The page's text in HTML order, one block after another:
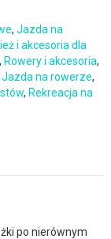
, Jazda na
i akcesoria dla
, Rowery i akcesoria,
Jazda na rowerze,
, Rekreacja na
po nierównym